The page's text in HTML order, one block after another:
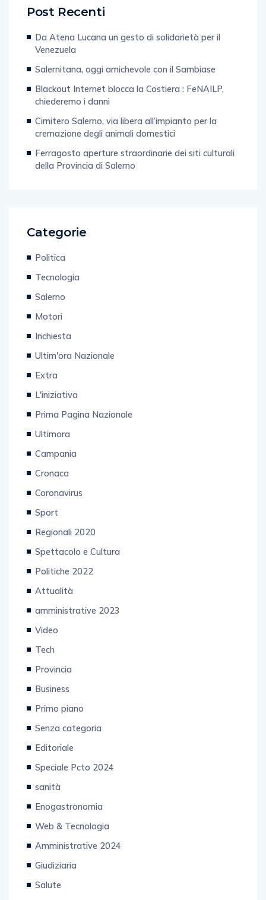
Venezuela
Salernitana, oggi amichevole con il Sambiase
Blackout Internet blocca la Costiera : FeNAILP,
chiederemo i danni
Cimitero Salerno, via libera all’impianto per la
cremazione degli animali domestici
Ferragosto aperture straordinarie dei siti culturali
della Provincia di Salerno
Tecnologia
Salerno
Motori
Inchiesta
Ultim'ora Nazionale
Extra
L'iniziativa
Prima Pagina Nazionale
Ultimora
Campania
Cronaca
Coronavirus
Sport
Regionali 2020
Spettacolo e Cultura
Politiche 2022
Attualità
amministrative 2023
Video
Tech
Provincia
Business
Primo piano
Senza categoria
Editoriale
Speciale Pcto 2024
sanità
Enogastronomia
Web & Tecnologia
Amministrative 2024
Giudiziaria
Salute